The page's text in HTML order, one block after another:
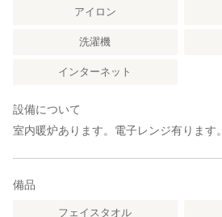
アイロン
洗濯機
インターネット
設備について
室内暖炉あります。電子レンジ有ります。
備品
フェイスタオル